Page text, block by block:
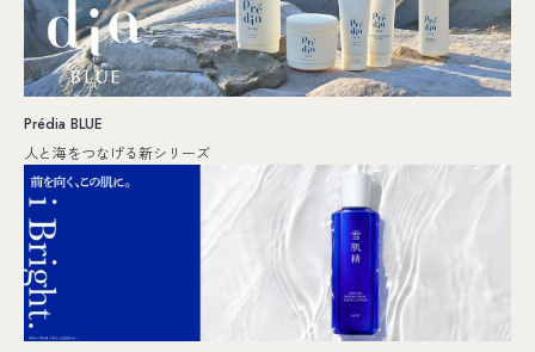
Prédia BLUE
人と海をつなげる新シリーズ